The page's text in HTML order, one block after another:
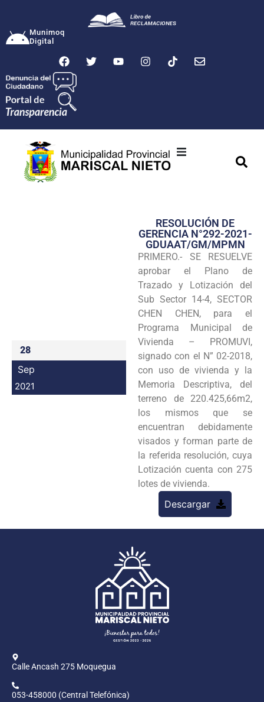
Munimoq
Digital
Transparencia
Seguridad
Programas
Intranet
28
Sep
2021
RESOLUCIÓN DE
GERENCIA N°292-2021-
GDUAAT/GM/MPMN
PRIMERO.- SE RESUELVE
aprobar el Plano de
Trazado y Lotización del
Sub Sector 14-4, SECTOR
CHEN CHEN, para el
Programa Municipal de
Vivienda – PROMUVI,
signado con el N” 02-2018,
con uso de vivienda y la
Memoria Descriptiva, del
terreno de 220.425,66m2,
los mismos que se
encuentran debidamente
visados y forman parte de
la referida resolución, cuya
Lotización cuenta con 275
lotes de vivienda.
Descargar
Calle Ancash 275 Moquegua
053-458000 (Central Telefónica)